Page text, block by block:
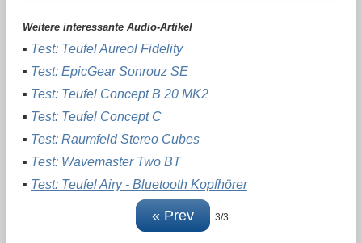
Weitere interessante Audio-Artikel
▪ Test: Teufel Aureol Fidelity
▪ Test: EpicGear Sonrouz SE
▪ Test: Teufel Concept B 20 MK2
▪ Test: Teufel Concept C
▪ Test: Raumfeld Stereo Cubes
▪ Test: Wavemaster Two BT
▪ Test: Teufel Airy - Bluetooth Kopfhörer
« Prev 3/3